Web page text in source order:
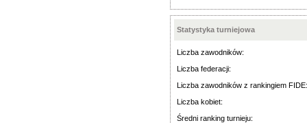
Statystyka turniejowa
Liczba zawodników:
Liczba federacji:
Liczba zawodników z rankingiem FIDE:
Liczba kobiet:
Średni ranking turnieju: